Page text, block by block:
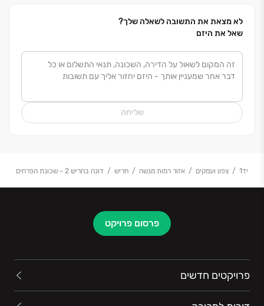
הדירה.
מוכרת בזכות אמינותה, מקצועיותה ואיכות
הבניה ללא פשרות, עמידתה בלוחות זמנים ואלפי לקוחותיה
לא מצאת את התשובה לשאלה שלך?
שאל את היזם
שליחה
יד1 צפון ועמקים אזור רמות מנשה חריש דונה בחריש 2 - שכונת הפרחים
פרסום פרויקט
פרויקטים חדשים